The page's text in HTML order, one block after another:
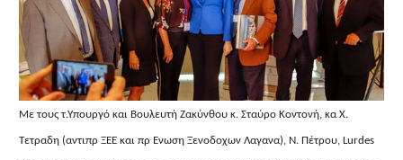
Με τους τ.Υπουργό και Βουλευτή Ζακύνθου κ. Σταύρο Κοντονή, κα Χ.
Τετραδη (αντιπρ ΞΕΕ και πρ Ενωση Ξενοδοχων Λαγανα), Ν. Πέτρου, Lurdes